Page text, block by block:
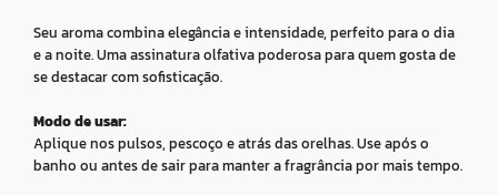
Seu aroma combina elegância e intensidade, perfeito para o dia
e a noite. Uma assinatura olfativa poderosa para quem gosta de
se destacar com sofisticação.
Modo de usar:
Aplique nos pulsos, pescoço e atrás das orelhas. Use após o
banho ou antes de sair para manter a fragrância por mais tempo.